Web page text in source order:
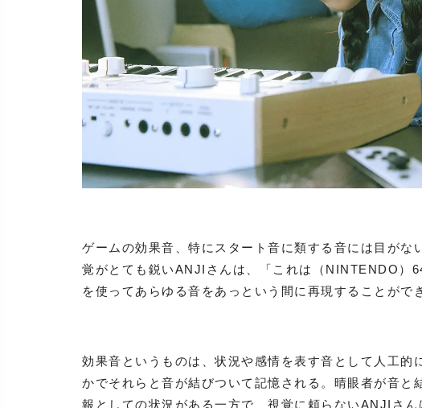
ゲームの効果音、特にスタート音に類する音には目がな
覚がとても鋭いANJIさんは、「これは（NINTENDO）
を使ってあらゆる音をあっという間に再現することがで
効果音というものは、状況や感情を表す音として人工的
かでそれらと音が結びついて記憶される。晴眼者が音と
報としての状況がある一方で、視覚に頼らないANJIさ